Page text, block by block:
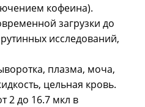
кофеина).
загрузки до
исследований,
плазма, моча,
цельная кровь.
2 до 16.7 мкл в